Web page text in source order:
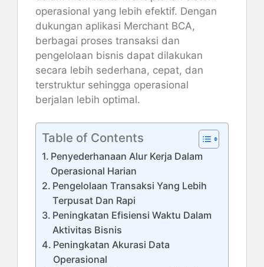
operasional yang lebih efektif. Dengan
dukungan aplikasi Merchant BCA,
berbagai proses transaksi dan
pengelolaan bisnis dapat dilakukan
secara lebih sederhana, cepat, dan
terstruktur sehingga operasional
berjalan lebih optimal.
Table of Contents
Penyederhanaan Alur Kerja Dalam
Operasional Harian
Pengelolaan Transaksi Yang Lebih
Terpusat Dan Rapi
Peningkatan Efisiensi Waktu Dalam
Aktivitas Bisnis
Peningkatan Akurasi Data
Operasional